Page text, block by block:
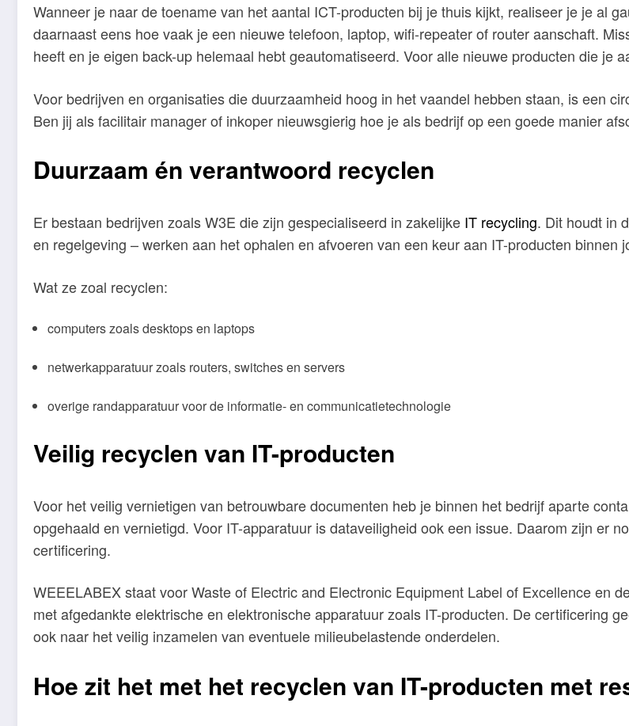
Wanneer je naar de toename van het aantal ICT-producten bij je thuis kijkt, realiseer je je al
daarnaast eens hoe vaak je een nieuwe telefoon, laptop, wifi-repeater of router aanschaft.
heeft en je eigen back-up helemaal hebt geautomatiseerd. Voor alle nieuwe producten die je
Voor bedrijven en organisaties die duurzaamheid hoog in het vaandel hebben staan, is een
Ben jij als facilitair manager of inkoper nieuwsgierig hoe je als bedrijf op een goede manier
Duurzaam én verantwoord recyclen
Er bestaan bedrijven zoals W3E die zijn gespecialiseerd in zakelijke IT recycling. Dit houdt in
en regelgeving – werken aan het ophalen en afvoeren van een keur aan IT-producten binnen
Wat ze zoal recyclen:
computers zoals desktops en laptops
netwerkapparatuur zoals routers, switches en servers
overige randapparatuur voor de informatie- en communicatietechnologie
Veilig recyclen van IT-producten
Voor het veilig vernietigen van betrouwbare documenten heb je binnen het bedrijf aparte
opgehaald en vernietigd. Voor IT-apparatuur is dataveiligheid ook een issue. Daarom zijn er
certificering.
WEEELABEX staat voor Waste of Electric and Electronic Equipment Label of Excellence en
met afgedankte elektrische en elektronische apparatuur zoals IT-producten. De certificering
ook naar het veilig inzamelen van eventuele milieubelastende onderdelen.
Hoe zit het met het recyclen van IT-producten met